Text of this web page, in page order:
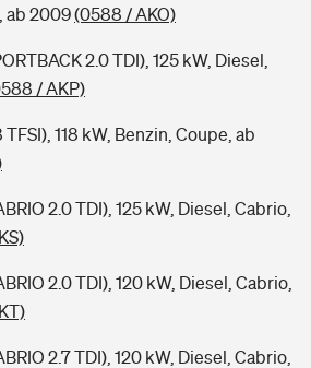
ab 2009(0588 / AKO)
2.0 TDI), 125 kW, Diesel,
/ AKP)
118 kW, Benzin, Coupe, ab
2.0 TDI), 125 kW, Diesel, Cabrio,
2.0 TDI), 120 kW, Diesel, Cabrio,
2.7 TDI), 120 kW, Diesel, Cabrio,